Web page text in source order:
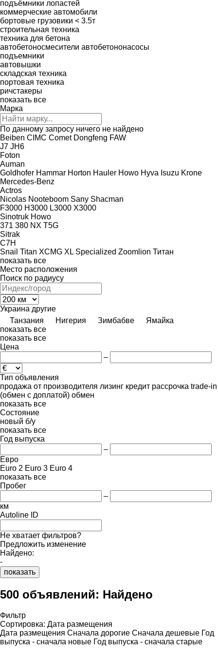
подъёмники лопастей
коммерческие автомобили
бортовые грузовики < 3.5т
строительная техника
техника для бетона
автобетоносмесители автобетононасосы
подъемники
автовышки
складская техника
портовая техника
ричстакеры
показать все
Марка
По данному запросу ничего не найдено
Beiben CIMC Comet Dongfeng FAW
J7 JH6
Foton
Auman
Goldhofer Hammar Horton Hauler Howo Hyva Isuzu Krone
Mercedes-Benz
Actros
Nicolas Nooteboom Sany Shacman
F3000 H3000 L3000 X3000
Sinotruk Howo
371 380 NX T5G
Sitrak
C7H
Snail Titan XCMG XL Specialized Zoomlion Титан
показать все
Место расположения
Поиск по радиусу
Украина другие
Танзания
Нигерия Зимбабве
Ямайка
показать все
показать все
Цена
–
Тип объявления
продажа от производителя лизинг кредит рассрочка trade-in
(обмен с доплатой) обмен
показать все
Состояние
новый б/у
показать все
Год выпуска
–
Евро
Euro 2 Euro 3 Euro 4
показать все
Пробег
–
км
Autoline ID
Не хватает фильтров?
Предложить изменение
Найдено:
-
показать
500 объявлений: Найдено
Фильтр
Сортировка: Дата размещения
Дата размещения Сначала дорогие Сначала дешевые Год
выпуска - сначала новые Год выпуска - сначала старые